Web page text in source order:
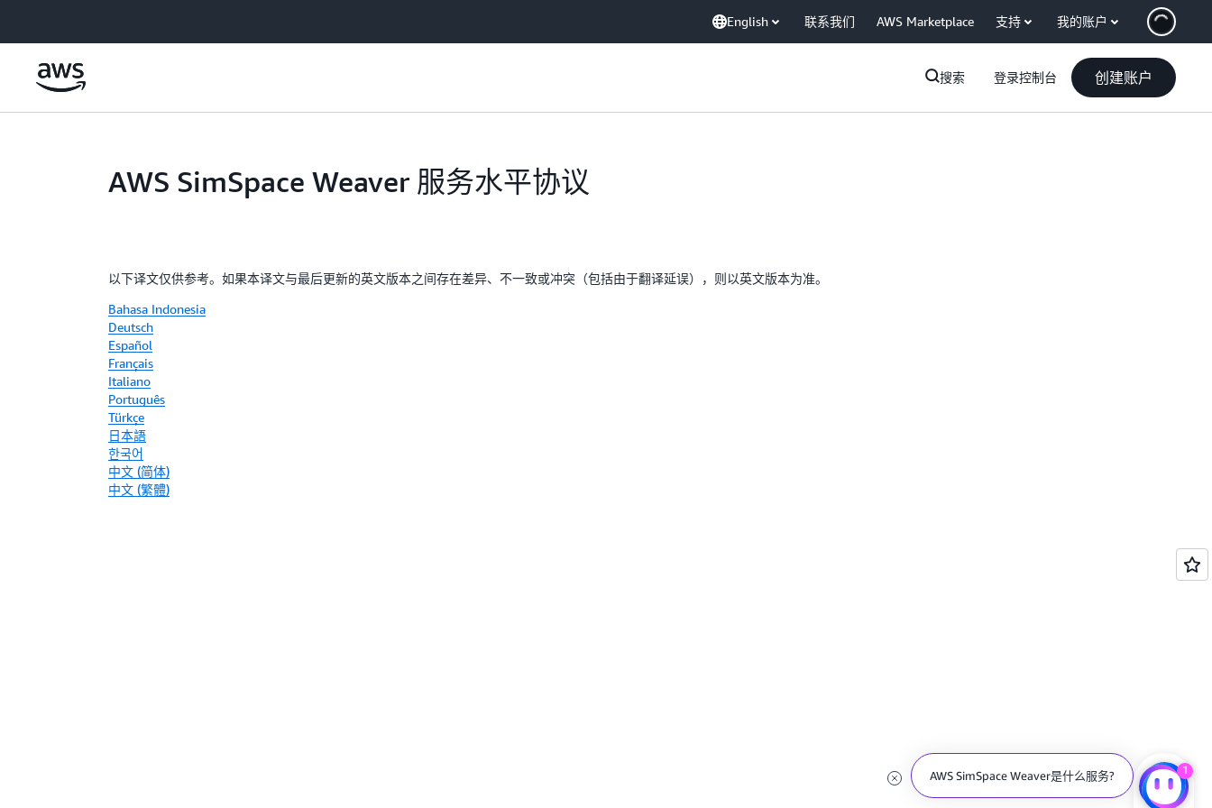
English 联系我们 AWS Marketplace 支持 我的账户
搜索 登录控制台 创建账户
AWS SimSpace Weaver 服务水平协议
以下译文仅供参考。如果本译文与最后更新的英文版本之间存在差异、不一致或冲突（包括由于翻译延误），则以英文版本为准。
Bahasa Indonesia
Deutsch
Español
Français
Italiano
Português
Türkçe
日本語
한국어
中文 (简体)
中文 (繁體)
AWS SimSpace Weaver是什么服务? 1